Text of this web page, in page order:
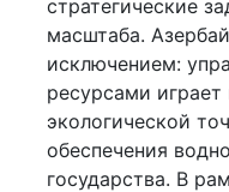
стратегические
масштаба.
исключением:
ресурсами
экологической
обеспечения
государства. В